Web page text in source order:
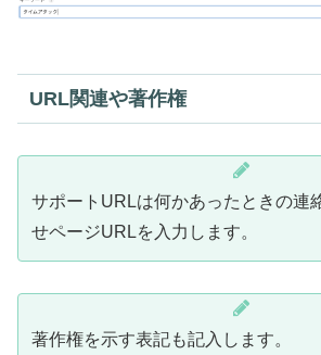
URL関連や著作権
サポートURLは何かあったときの連
せページURLを入力します。
著作権を示す表記も記入します。